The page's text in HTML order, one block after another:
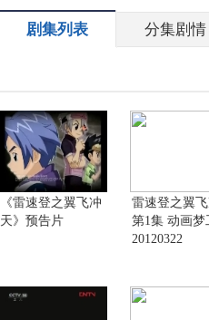
剧集列表 分集剧情
《雷速登之翼飞冲
天》预告片
雷速登之翼
第1集 动画梦
20120322